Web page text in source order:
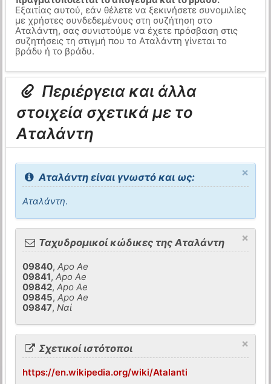
Εξαιτίας αυτού, εάν θέλετε να ξεκινήσετε συνομιλίες
με χρήστες συνδεδεμένους στη συζήτηση στο
Αταλάντη, σας συνιστούμε να έχετε πρόσβαση στις
συζητήσεις τη στιγμή που το Αταλάντη γίνεται το
βράδυ ή το βράδυ.
Περιέργεια και άλλα
στοιχεία σχετικά με το
Αταλάντη
×
Αταλάντη είναι γνωστό και ως:
Αταλάντη.
×
Ταχυδρομικοί κώδικες της Αταλάντη
09840,Apo Ae
09841,Apo Ae
09842,Apo Ae
09845,Apo Ae
09847, Ναί
×
Σχετικοί ιστότοποι
https://en.wikipedia.org/wiki/Atalanti